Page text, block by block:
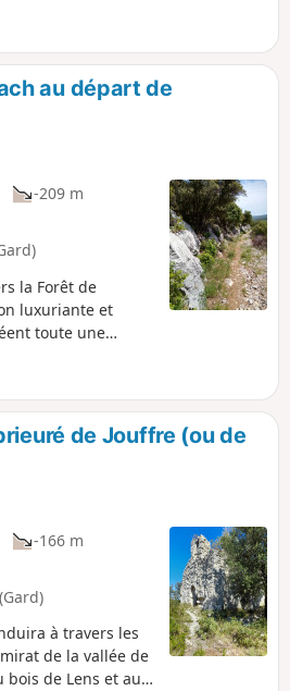
le vin.
au départ de
-209 m
la Forêt de
luxuriante et
toute une
en surplomb
ensuite la crête
paysages à perte
la descente pour
Corconnes. Voir
une variante
de Jouffre (ou de
-166 m
à travers les
de la vallée de
bois de Lens et au